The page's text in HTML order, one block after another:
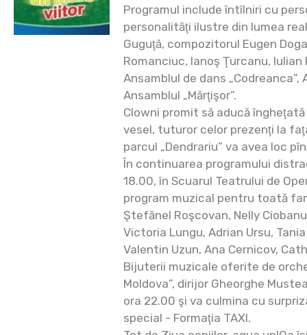
Programul include întîlniri cu
personalităţi ilustre din lumea
Guguţă, compozitorul Eugen
Romanciuc, Ianoş Ţurcanu,
Ansamblul de dans „Codreanca”,
Ansamblul „Mărţişor”.
Clowni promit să aducă
vesel, tuturor celor prezenţi la
parcul „Dendrariu” va avea loc
În continuarea programului
18.00, în Scuarul Teatrului de
program muzical pentru toată
Ştefănel Roşcovan, Nelly
Victoria Lungu, Adrian Ursu,
Valentin Uzun, Ana Cernicov,
Bijuterii muzicale oferite de
Moldova”, dirijor Gheorghe
ora 22.00 şi va culmina cu
special - Formaţia TAXI.